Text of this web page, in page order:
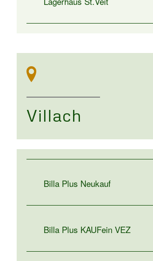
Villach
Billa Plus Neukauf
Billa Plus KAUFein VEZ